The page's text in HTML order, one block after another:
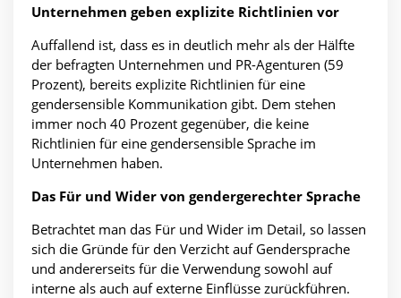
Unternehmen geben explizite Richtlinien vor
Auffallend ist, dass es in deutlich mehr als der Hälfte
der befragten Unternehmen und PR-Agenturen (59
Prozent), bereits explizite Richtlinien für eine
gendersensible Kommunikation gibt. Dem stehen
immer noch 40 Prozent gegenüber, die keine
Richtlinien für eine gendersensible Sprache im
Unternehmen haben.
Das Für und Wider von gendergerechter Sprache
Betrachtet man das Für und Wider im Detail, so lassen
sich die Gründe für den Verzicht auf Gendersprache
und andererseits für die Verwendung sowohl auf
interne als auch auf externe Einflüsse zurückführen.